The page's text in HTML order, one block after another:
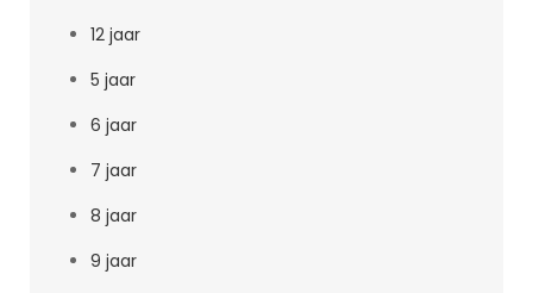
12 jaar
5 jaar
6 jaar
7 jaar
8 jaar
9 jaar